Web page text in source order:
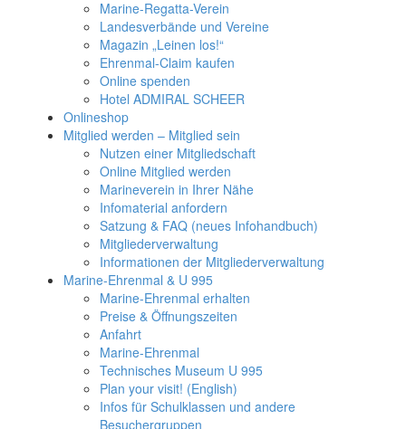
Marine-Regatta-Verein
Landesverbände und Vereine
Magazin „Leinen los!“
Ehrenmal-Claim kaufen
Online spenden
Hotel ADMIRAL SCHEER
Onlineshop
Mitglied werden – Mitglied sein
Nutzen einer Mitgliedschaft
Online Mitglied werden
Marineverein in Ihrer Nähe
Infomaterial anfordern
Satzung & FAQ (neues Infohandbuch)
Mitgliederverwaltung
Informationen der Mitgliederverwaltung
Marine-Ehrenmal & U 995
Marine-Ehrenmal erhalten
Preise & Öffnungszeiten
Anfahrt
Marine-Ehrenmal
Technisches Museum U 995
Plan your visit! (English)
Infos für Schulklassen und andere
Besuchergruppen